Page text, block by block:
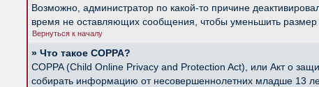
Возможно, администратор по какой-то причине
время не оставляющих сообщения, чтобы уменьшить размер
Вернуться к началу
» Что такое COPPA?
COPPA (Child Online Privacy and Protection Act), или Акт о
собирать информацию от несовершеннолетних младше 13